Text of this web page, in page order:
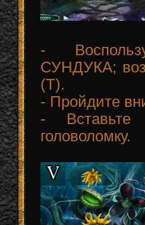
-
СУНДУКА;
(T).
- Пройдите
-
головоломку.